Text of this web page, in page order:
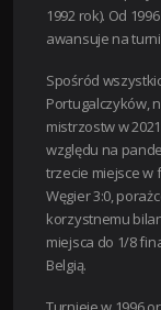
1992 rok). Od
awansuje na
Spośród
Portugalczyków,
mistrzostw w
względu na
trzecie miejsce w
Węgier 3:0,
korzystnemu
miejsca do 1/8
Belgią.